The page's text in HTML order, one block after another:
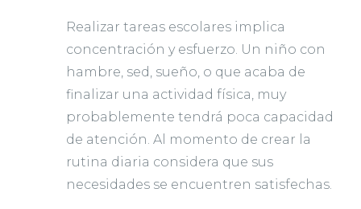
Realizar tareas escolares implica
concentración y esfuerzo. Un niño con
hambre, sed, sueño, o que acaba de
finalizar una actividad física, muy
probablemente tendrá poca capacidad
de atención. Al momento de crear la
rutina diaria considera que sus
necesidades se encuentren satisfechas.